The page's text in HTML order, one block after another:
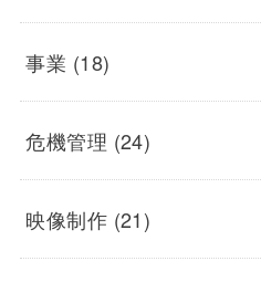
事業 (18)
危機管理 (24)
映像制作 (21)